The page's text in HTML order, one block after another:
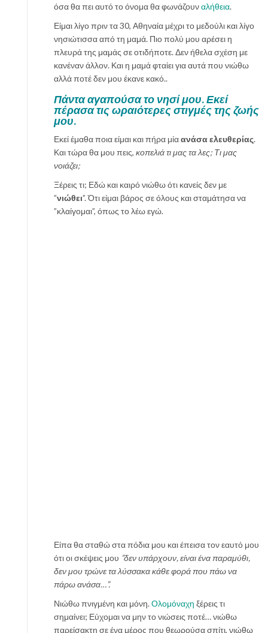
όσα θα πει αυτό το όνομα θα φωνάζουναλήθεια.
Είμαι λίγο πριν τα 30, Αθηναία μέχρι το μεδούλι και λίγο
νησιώτισσα από τη μαμά. Πιο πολύ μου αρέσει η
πλευρά της μαμάς σε οτιδήποτε. Δεν ήθελα σχέση με
κανέναν άλλον. Και η μαμά φταίει για αυτά που νιώθω
αλλά ποτέ δεν μου έκανε κακό..
Πάντα αγαπούσα το νησί μου. Εκεί
πέρασα τις ωραιότερες στιγμές της ζωής
μου.
Εκεί έμαθα ποια είμαι και πήρα μίαανάσα ελευθερίας.
Και τώρα θα μου πεις, κοπελιά τι μας τα λες; Τι μας
νοιάζει;
Ξέρεις τι; Εδώ και καιρό νιώθω ότι κανείς δεν με
”νιώθει”. Ότι είμαι βάρος σε όλους και σταμάτησα να
”κλαίγομαι”, όπως το λέω εγώ.
Είπα θα σταθώ στα πόδια μου και έπεισα τον εαυτό μου
ότι οι σκέψεις μου ”δεν υπάρχουν, είναι ένα παραμύθι,
δεν μου τρώνε τα λύσσακα κάθε φορά που πάω να
πάρω ανάσα…”.
Νιώθω πνιγμένη και μόνη.Ολομόναχη ξέρεις τι
σημαίνει; Εύχομαι να μην το νιώσεις ποτέ… νιώθω
παρείσακτη σε ένα μέρος που θεωρούσα σπίτι, νιώθω